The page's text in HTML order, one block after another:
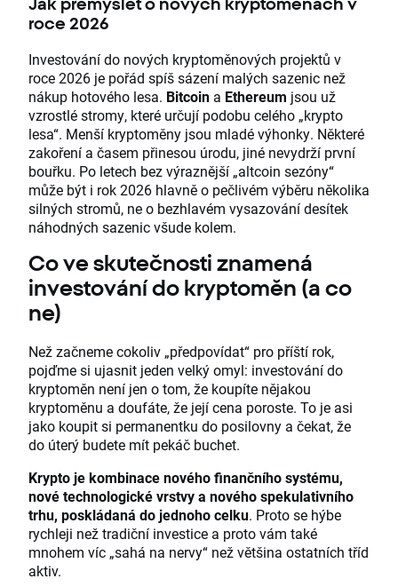
roce 2026
Investování do nových kryptoměnových projektů v
roce 2026 je pořád spíš sázení malých sazenic než
nákup hotového lesa. Bitcoin a Ethereum jsou už
vzrostlé stromy, které určují podobu celého „krypto
lesa“. Menší kryptoměny jsou mladé výhonky. Některé
zakoření a časem přinesou úrodu, jiné nevydrží první
bouřku. Po letech bez výraznější „altcoin sezóny“
může být i rok 2026 hlavně o pečlivém výběru několika
silných stromů, ne o bezhlavém vysazování desítek
náhodných sazenic všude kolem.
Co ve skutečnosti znamená
investování do kryptoměn (a co
ne)
Než začneme cokoliv „předpovídat“ pro příští rok,
pojďme si ujasnit jeden velký omyl: investování do
kryptoměn není jen o tom, že koupíte nějakou
kryptoměnu a doufáte, že její cena poroste. To je asi
jako koupit si permanentku do posilovny a čekat, že
do úterý budete mít pekáč buchet.
Krypto je kombinace nového finančního systému,
nové technologické vrstvy a nového spekulativního
trhu, poskládaná do jednoho celku. Proto se hýbe
rychleji než tradiční investice a proto vám také
mnohem víc „sahá na nervy“ než většina ostatních tříd
aktiv.